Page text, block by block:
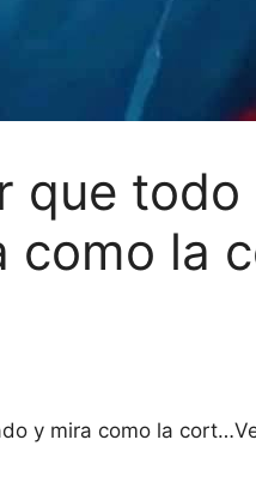
que todo
como la
y mira como la